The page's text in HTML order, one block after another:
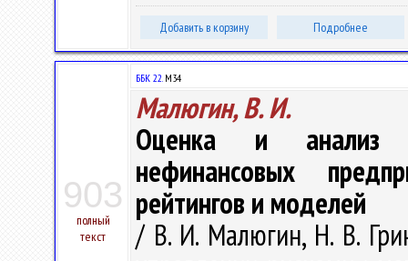
Добавить в корзину Подробнее
903
полный
текст
ББК 22.М34
Малюгин, В. И.
Оценка и анализ
нефинансовых
рейтингов и моделей
/ В. И. Малюгин, Н. В.